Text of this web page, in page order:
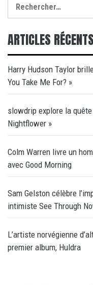
ARTICLES RÉCENTS
Harry Hudson Taylor
You Take Me For? »
slowdrip explore la
Nightflower »
Colm Warren livre un
avec Good Morning
Sam Gelston célèbre
intimiste See Through
L’artiste norvégienne
premier album, Huldra